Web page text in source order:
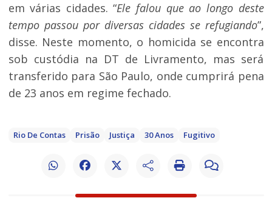
em várias cidades. “Ele falou que ao longo deste
tempo passou por diversas cidades se refugiando”,
disse. Neste momento, o homicida se encontra
sob custódia na DT de Livramento, mas será
transferido para São Paulo, onde cumprirá pena
de 23 anos em regime fechado.
Rio De Contas Prisão Justiça 30 Anos Fugitivo